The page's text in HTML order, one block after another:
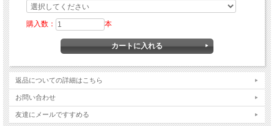
購入数： 本
返品についての詳細はこちら
お問い合わせ
友達にメールですすめる